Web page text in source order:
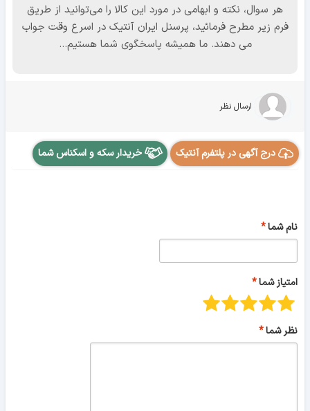
هر سوال، نکته و ابهامی در مورد این کالا را می‌توانید از طریق
فرم زیر مطرح فرمائید، پرسنل ایران آنتیک در اسرع وقت جواب
می دهند. ما همیشه پاسخگوی شما هستیم...
ارسال نظر
درج آگهی در پلتفرم آنتیک خریدار سکه و اسکناس شما
نام شما
امتیاز شما
نظر شما